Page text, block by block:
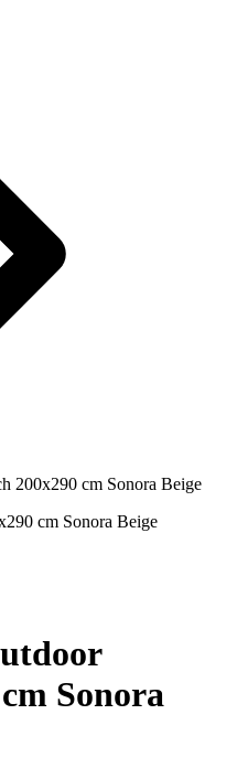
200x290 cm Sonora Beige
cm Sonora Beige
Sonora